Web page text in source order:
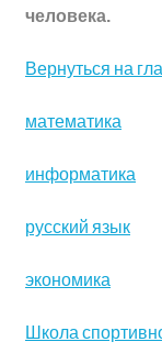
человека.
Вернуться на
математика
информатика
русский язык
экономика
Школа